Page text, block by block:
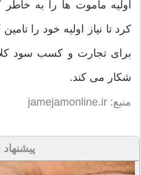
اولیه ماموت ها را به
کرد تا نیاز اولیه خود را
برای تجارت و کسب سود
شکار می کند.
منبع: jamejamonline.ir
پیشنهاد